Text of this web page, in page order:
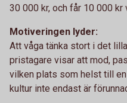
30 000 kr, och får 10 000 kr
Motiveringen lyder:
Att våga tänka stort i det
pristagare visar att mod,
vilken plats som helst till
kultur inte endast är